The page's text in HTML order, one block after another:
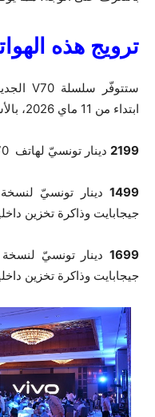
ترويج هذه
ابتداء من 11 ماي 2026، بالأسعار التالية:
2199 دينار تونسيّ لهاتف V70
1499
جيجابايت وذاكرة تخزين داخلية 256
1699
جيجابايت وذاكرة تخزين داخلية 256